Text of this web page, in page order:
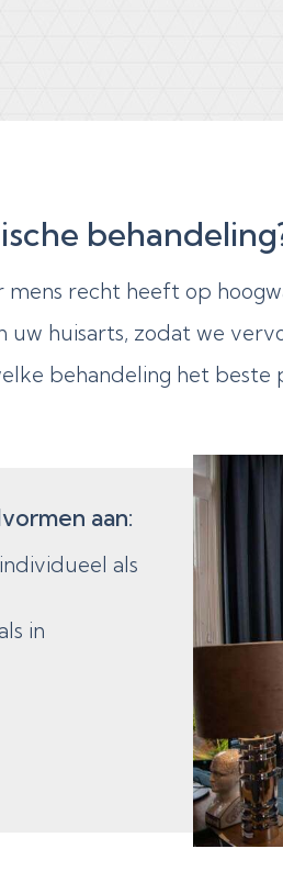
mens recht heeft op
huisarts, zodat we
behandeling het beste
aan:
als
in